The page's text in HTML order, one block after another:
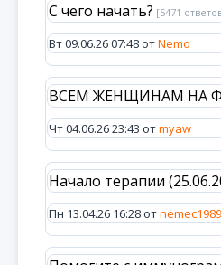
С чего начать? [5471
Вт 09.06.26 07:48 отNemo
ВСЕМ ЖЕНЩИНАМ НА
Чт 04.06.26 23:43 отmyaw
Начало терапии
Пн 13.04.26 16:28 отnemec1989